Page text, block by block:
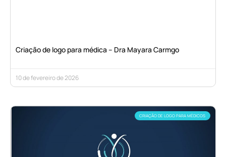
Criação de logo para médica – Dra Mayara Carmgo
10 de fevereiro de 2026
CRIAÇÃO DE LOGO PARA MÉDICOS